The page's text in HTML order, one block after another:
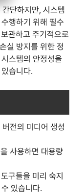
단하지만, 시스템
행하기 위해 필수
관하고 주기적으로
실 방지를 위한 정
스템의 안정성을
습니다.
전의 미디어 생성
사용하면 대용량
구들을 미리 숙지
있습니다.